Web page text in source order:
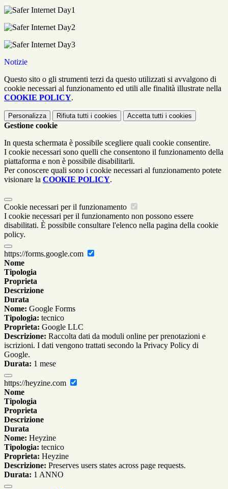
Notizie
Questo sito o gli strumenti terzi da questo utilizzati si avvalgono di
cookie necessari al funzionamento ed utili alle finalità illustrate nella
COOKIE POLICY.
Personalizza Rifiuta tutti i cookies Accetta tutti i cookies
Gestione cookie
In questa schermata è possibile scegliere quali cookie consentire.
I cookie necessari sono quelli che consentono il funzionamento della
piattaforma e non è possibile disabilitarli.
Per conoscere quali sono i cookie necessari al funzionamento potete
visionare la COOKIE POLICY.
Cookie necessari per il funzionamento
I cookie necessari per il funzionamento non possono essere
disabilitati. È possibile consultare l'elenco nella pagina della cookie
policy.
https://forms.google.com
Nome
Tipologia
Proprieta
Descrizione
Durata
Nome: Google Forms
Tipologia: tecnico
Proprieta: Google LLC
Descrizione: Raccolta dati da moduli online per prenotazioni e
iscrizioni. I dati vengono trattati secondo la Privacy Policy di
Google.
Durata: 1 mese
https://heyzine.com
Nome
Tipologia
Proprieta
Descrizione
Durata
Nome: Heyzine
Tipologia: tecnico
Proprieta: Heyzine
Descrizione: Preserves users states across page requests.
Durata: 1 ANNO